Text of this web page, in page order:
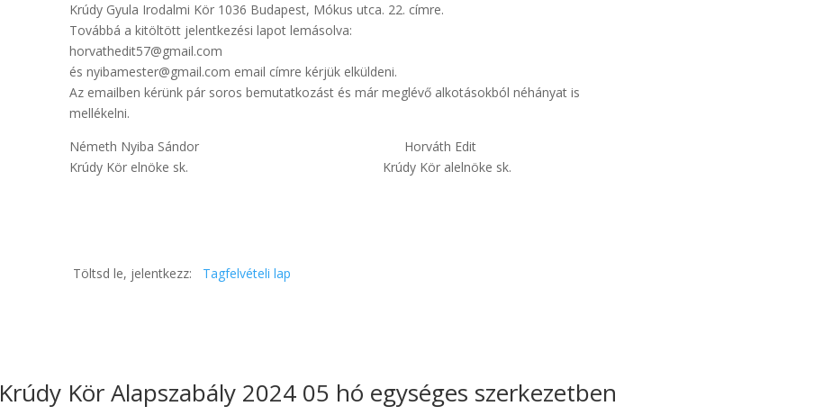
Krúdy Gyula Irodalmi Kör 1036 Budapest, Mókus utca. 22. címre.
Továbbá a kitöltött jelentkezési lapot lemásolva:
horvathedit57@gmail.com
és nyibamester@gmail.com email címre kérjük elküldeni.
Az emailben kérünk pár soros bemutatkozást és már meglévő alkotásokból néhányat is
mellékelni.
Németh Nyiba Sándor Horváth Edit
Krúdy Kör elnöke sk. Krúdy Kör alelnöke sk.
Töltsd le, jelentkezz: Tagfelvételi lap
Krúdy Kör Alapszabály 2024 05 hó egységes szerkezetben